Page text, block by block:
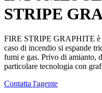
STRIPE
FIRE STRIPE GRAPHITE è
caso di incendio si espande
fumi e gas. Privo di amianto,
particolare tecnologia con
Contatta l'agente